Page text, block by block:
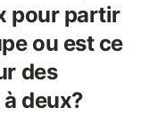
pour partir
ou est ce
des
deux?